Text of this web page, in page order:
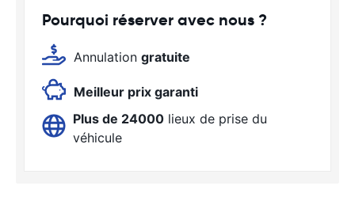
Pourquoi réserver avec nous ?
Annulation gratuite
Meilleur prix garanti
Plus de 24000lieux de prise du
véhicule